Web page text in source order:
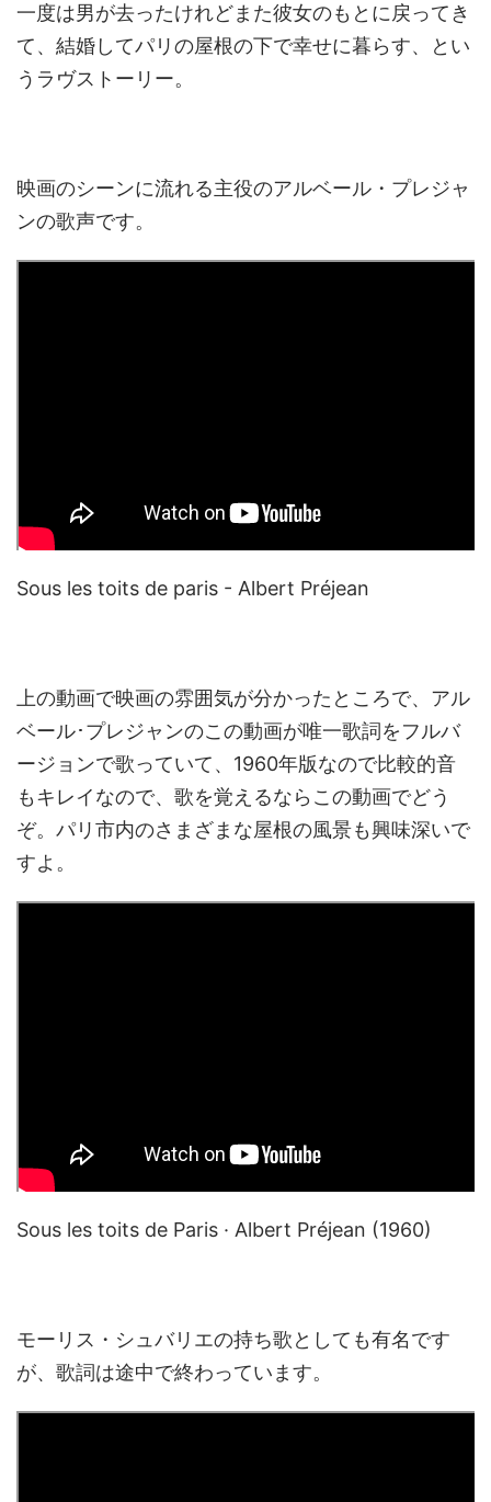
一度は男が去ったけれどまた彼女のもとに戻ってき
て、結婚してパリの屋根の下で幸せに暮らす、とい
うラヴストーリー。
映画のシーンに流れる主役のアルベール・プレジャ
ンの歌声です。
Sous les toits de paris - Albert Préjean
上の動画で映画の雰囲気が分かったところで、アル
ベール･プレジャンのこの動画が唯一歌詞をフルバ
ージョンで歌っていて、1960年版なので比較的音
もキレイなので、歌を覚えるならこの動画でどう
ぞ。パリ市内のさまざまな屋根の風景も興味深いで
すよ。
Sous les toits de Paris · Albert Préjean (1960)
モーリス・シュバリエの持ち歌としても有名です
が、歌詞は途中で終わっています。